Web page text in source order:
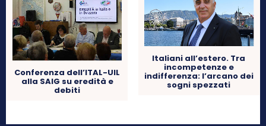
Conferenza dell’ITAL-UIL
alla SAIG su eredità e
debiti
Italiani all’estero. Tra
incompetenze e
indifferenza: l’arcano dei
sogni spezzati